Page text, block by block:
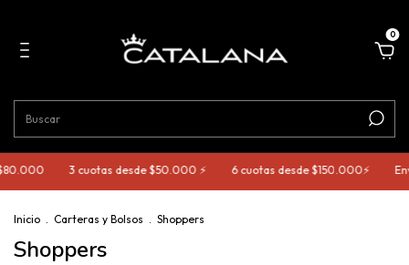
0
3 cuotas desde $50.000 ⚡️ 6 cuotas desde $150.000⚡️
Inicio . Carteras y Bolsos . Shoppers
Shoppers